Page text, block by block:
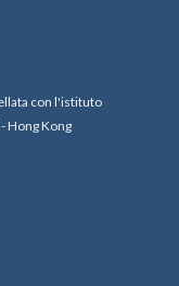
con l'istituto
Hong Kong